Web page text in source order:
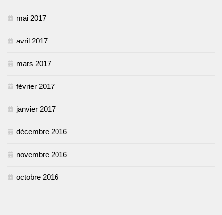
mai 2017
avril 2017
mars 2017
février 2017
janvier 2017
décembre 2016
novembre 2016
octobre 2016